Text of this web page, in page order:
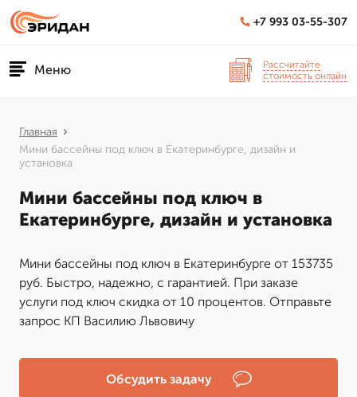
+7 993 03-55-307
Меню
Рассчитайте
стоимость онлайн
Главная
Мини бассейны под ключ в Екатеринбурге, дизайн и
установка
Мини бассейны под ключ в
Екатеринбурге, дизайн и установка
Мини бассейны под ключ в Екатеринбурге от 153735
руб. Быстро, надежно, с гарантией. При заказе
услуги под ключ скидка от 10 процентов. Отправьте
запрос КП Василию Львовичу
Обсудить задачу